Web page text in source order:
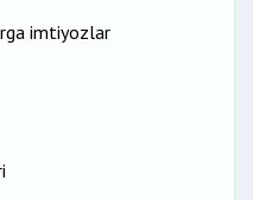
imtiyozlar